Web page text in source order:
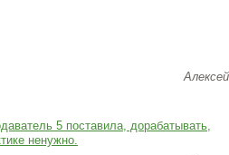
Алексей
5 поставила, дорабатывать,
ненужно.